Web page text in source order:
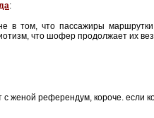
:
в том, что пассажиры
что шофер продолжает их
с женой референдум, короче. если